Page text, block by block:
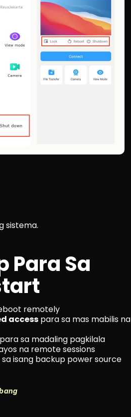
sistema.
Para Sa
remotely
access para sa mas mabilis na
sa madaling pagkilala
na remote sessions
isang backup power source